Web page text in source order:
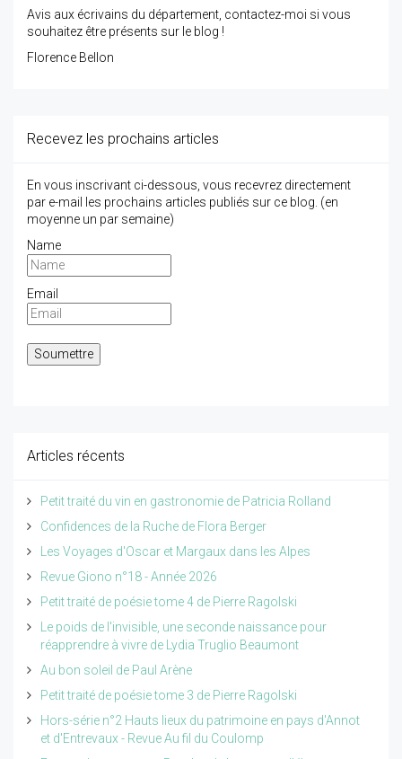
Avis aux écrivains du département, contactez-moi si vous
souhaitez être présents sur le blog !
Florence Bellon
Recevez les prochains articles
En vous inscrivant ci-dessous, vous recevrez directement
par e-mail les prochains articles publiés sur ce blog. (en
moyenne un par semaine)
Name
Email
Articles récents
Petit traité du vin en gastronomie de Patricia Rolland
Confidences de la Ruche de Flora Berger
Les Voyages d'Oscar et Margaux dans les Alpes
Revue Giono n°18 - Année 2026
Petit traité de poésie tome 4 de Pierre Ragolski
Le poids de l'invisible, une seconde naissance pour
réapprendre à vivre de Lydia Truglio Beaumont
Au bon soleil de Paul Arène
Petit traité de poésie tome 3 de Pierre Ragolski
Hors-série n°2 Hauts lieux du patrimoine en pays d'Annot
et d'Entrevaux - Revue Au fil du Coulomp